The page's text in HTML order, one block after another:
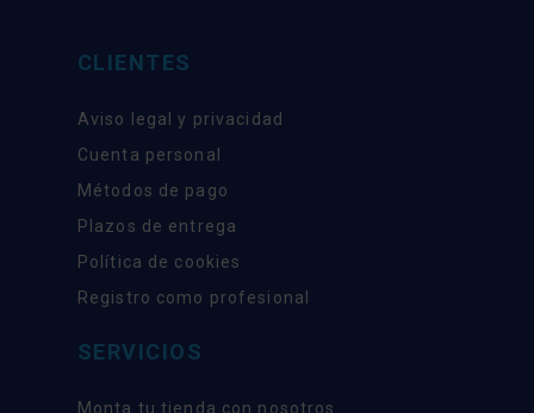
CLIENTES
Aviso legal y privacidad
Cuenta personal
Métodos de pago
Plazos de entrega
Política de cookies
Registro como profesional
SERVICIOS
Monta tu tienda con nosotros